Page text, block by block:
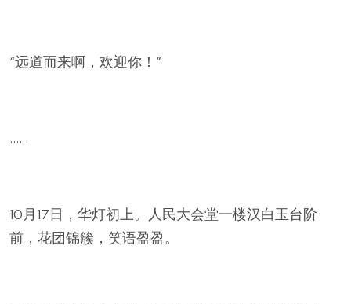
“远道而来啊，欢迎你！”
……
10月17日，华灯初上。人民大会堂一楼汉白玉台阶
前，花团锦簇，笑语盈盈。